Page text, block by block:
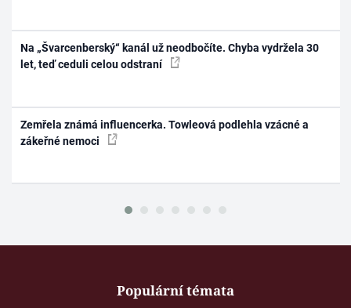
Na „Švarcenberský“ kanál už neodbočíte. Chyba vydržela 30
let, teď ceduli celou odstraní
Zemřela známá influencerka. Towleová podlehla vzácné a
zákeřné nemoci
Populární témata